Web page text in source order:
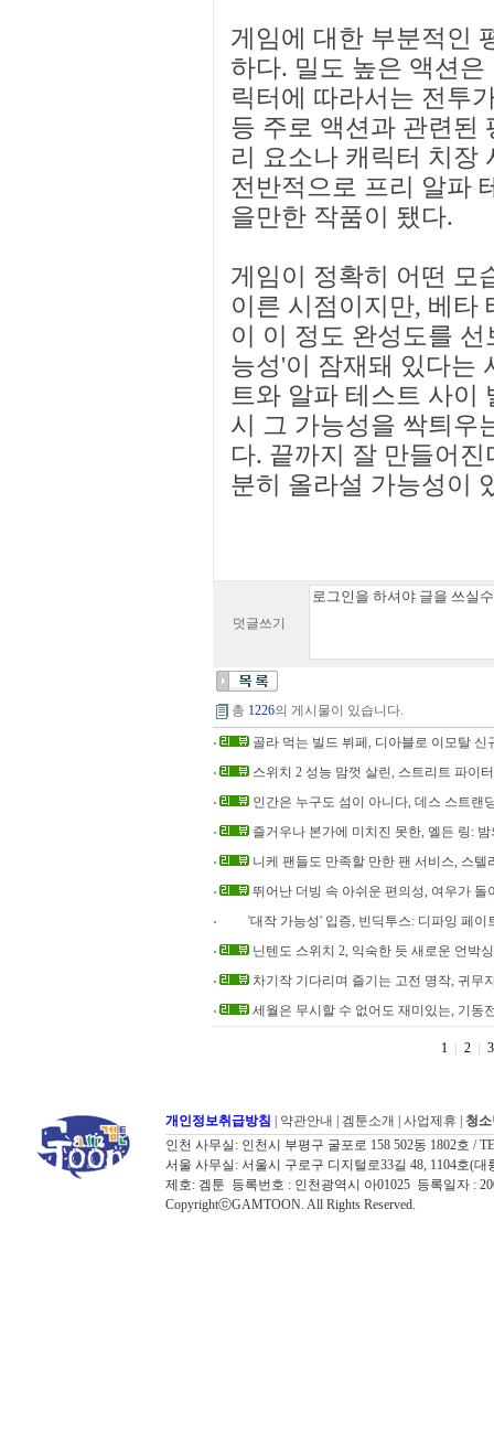
게임에 대한 부분적인
하다. 밀도 높은 액션
릭터에 따라서는 전투
등 주로 액션과 관련된
리 요소나 캐릭터 치장
전반적으로 프리 알파
을만한 작품이 됐다.
게임이 정확히 어떤 모
이른 시점이지만, 베타
이 이 정도 완성도를
능성'이 잠재돼 있다는
트와 알파 테스트 사이
시 그 가능성을 싹틔우
다. 끝까지 잘 만들어
분히 올라설 가능성이
덧글쓰기
총 1226의 게시물이 있습니다.
골라 먹는 빌드 뷔페, 디아블로 이모탈 신
스위치 2 성능 맘껏 살린, 스트리트 파이
인간은 누구도 섬이 아니다, 데스 스트랜
즐거우나 본가에 미치진 못한, 엘든 링:
니케 팬들도 만족할 만한 팬 서비스, 스텔
뛰어난 더빙 속 아쉬운 편의성, 여우가 돌
'대작 가능성' 입증, 빈딕투스: 디파잉 페이
닌텐도 스위치 2, 익숙한 듯 새로운 언박싱
차기작 기다리며 즐기는 고전 명작, 귀무
세월은 무시할 수 없어도 재미있는, 기동
1 2 3
개인정보취급방침 약관안내 겜툰소개 사업제휴
청
인천 사무실: 인천시 부평구 굴포로 158 502동 1802호 /
서울 사무실: 서울시 구로구 디지털로33길 48, 1104호(대
제호: 겜툰 등록번호 : 인천광역시 아01025 등록일자 :
CopyrightⓒGAMTOON. All Rights Reserved.